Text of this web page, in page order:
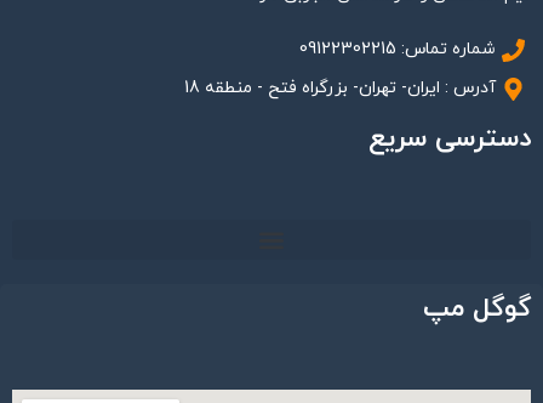
شماره تماس: 09122302215
آدرس : ایران- تهران- بزرگراه فتح - منطقه 18
دسترسی سریع
گوگل مپ